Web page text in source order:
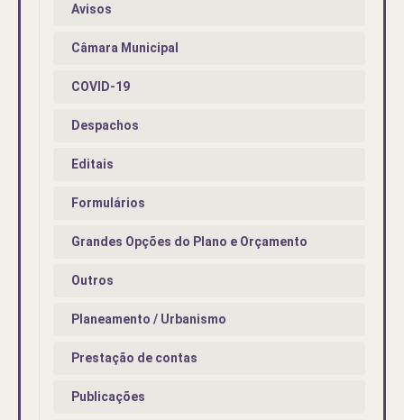
Avisos
Câmara Municipal
COVID-19
Despachos
Editais
Formulários
Grandes Opções do Plano e Orçamento
Outros
Planeamento / Urbanismo
Prestação de contas
Publicações